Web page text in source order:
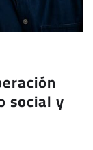
social y